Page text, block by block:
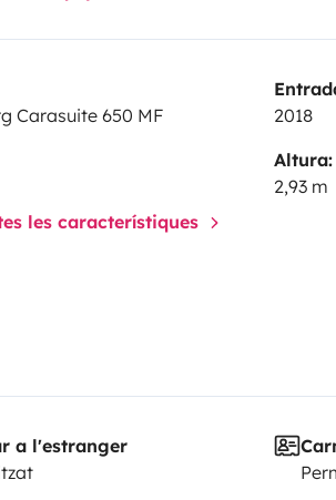
euch auf einen tollen Urlaub.
Carasuite 650 MF
2018
Altura:
2,93 m
les característiques
a l'estranger